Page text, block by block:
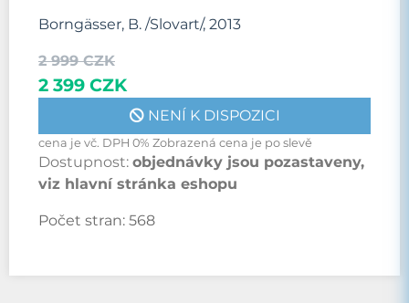
Borngässer, B. /Slovart/, 2013
2 999 CZK
2 399 CZK
NENÍ K DISPOZICI
cena je vč. DPH 0% Zobrazená cena je po slevě
Dostupnost: objednávky jsou pozastaveny,
viz hlavní stránka eshopu
Počet stran: 568